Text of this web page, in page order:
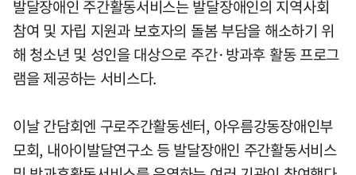
발달장애인 주간활동서비스는 발달장애인의 지역사회
참여 및 자립 지원과 보호자의 돌봄 부담을 해소하기 위
해 청소년 및 성인을 대상으로 주간·방과후 활동 프로그
램을 제공하는 서비스다.
이날 간담회엔 구로주간활동센터, 아우름강동장애인부
모회, 내아이발달연구소 등 발달장애인 주간활동서비스